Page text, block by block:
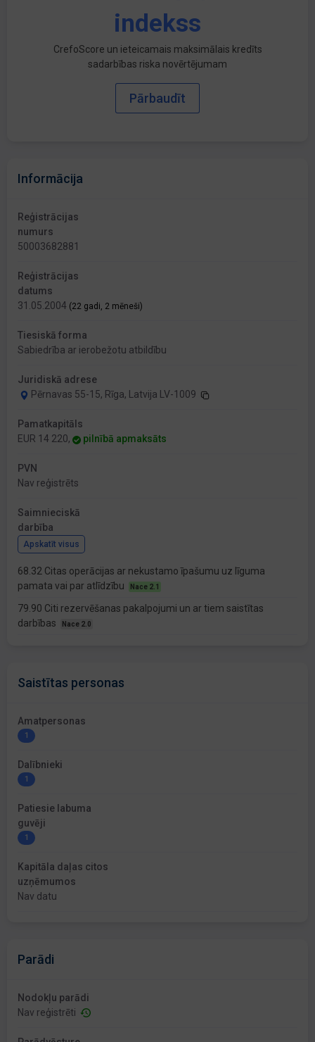
indekss
CrefoScore un ieteicamais maksimālais kredīts
sadarbības riska novērtējumam
Pārbaudīt
Informācija
Reģistrācijas
numurs
50003682881
Reģistrācijas
datums
31.05.2004 (22 gadi, 2 mēneši)
Tiesiskā forma
Sabiedrība ar ierobežotu atbildību
Juridiskā adrese
Pērnavas 55-15, Rīga, Latvija LV-1009
Pamatkapitāls
EUR 14 220,
pilnībā apmaksāts
PVN
Nav reģistrēts
Saimnieciskā
darbība
Apskatīt visus
68.32 Citas operācijas ar nekustamo īpašumu uz līguma
pamata vai par atlīdzību
Nace 2.1
79.90 Citi rezervēšanas pakalpojumi un ar tiem saistītas
darbības
Nace 2.0
Saistītas personas
Amatpersonas
1
Dalībnieki
1
Patiesie labuma
guvēji
1
Kapitāla daļas citos
uzņēmumos
Nav datu
Parādi
Nodokļu parādi
Nav reģistrēti